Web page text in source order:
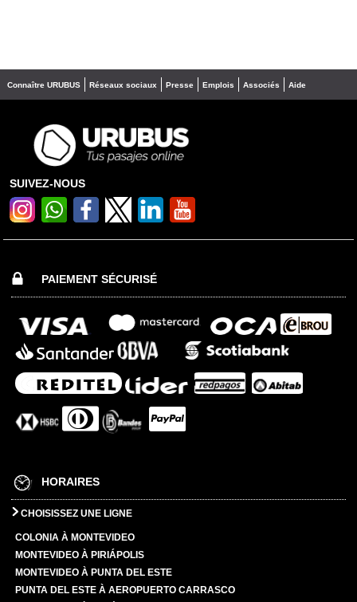
Connaître URUBUS Réseaux sociaux Presse Emplois Associés Aide
SUIVEZ-NOUS
PAIEMENT SÉCURISÉ
HORAIRES
CHOISISSEZ UNE LIGNE
COLONIA À MONTEVIDEO
MONTEVIDEO À PIRIÁPOLIS
MONTEVIDEO À PUNTA DEL ESTE
PUNTA DEL ESTE À AEROPUERTO CARRASCO